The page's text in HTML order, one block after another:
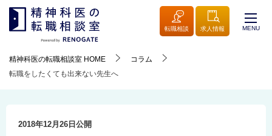
転職相談 求人情報 MENU
精神科医の転職相談室 HOME
コラム
転職をしたくても出来ない先生へ
2018年12月26日 公開